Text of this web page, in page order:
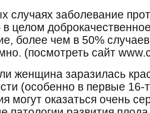
случаях заболевание
в целом
более чем в 50%
(посмотреть сайт
женщина заразилась
(особенно в первые 16-
могут оказаться очень